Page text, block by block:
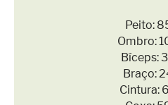
Peito:
Ombro:
Bíceps:
Braço:
Cintura: